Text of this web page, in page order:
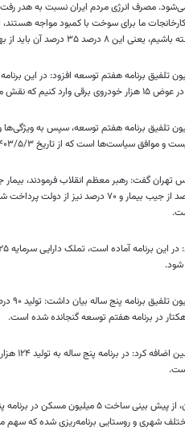
۸ درصد ۳۵ درصد آن باید از بهره‌وری باشد.
در این راستا بسیار حائز اهمیت است.
تلفیق برنامه هفتم توسعه، سپس به ویژگی‌ها
سیاست‌ها است که از تاریخ ۱۴۰۳/۵/۳ لازم‌الاجرا شد.
تهران گفت: رهبر معظم انقلاب فرمودند، بیمار
شود.
نماینده تهران، از پیش بینی
شهری و روستایی برنامه‌ریزی شده که سهم